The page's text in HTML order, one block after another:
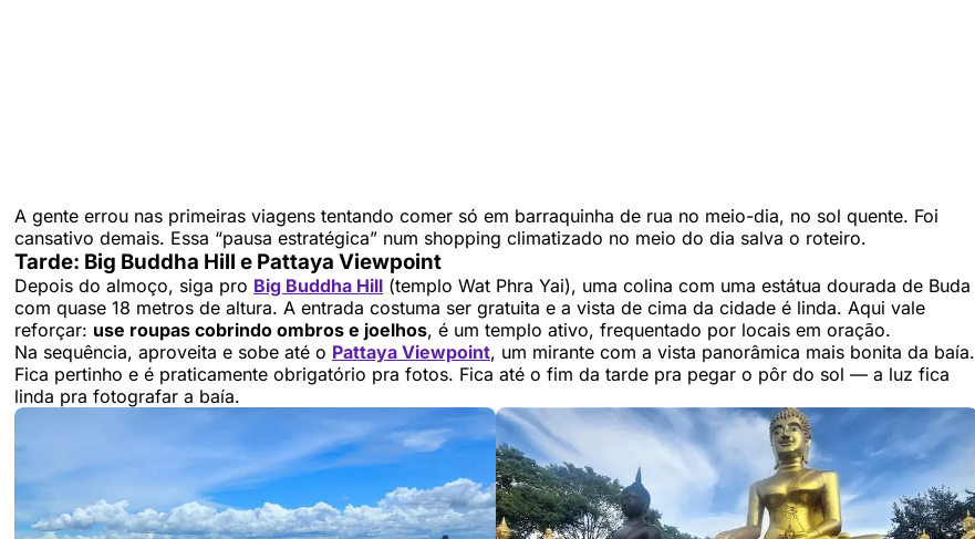
A gente errou nas primeiras viagens tentando comer só em barraquinha de rua no meio-dia, no sol quente. Foi
cansativo demais. Essa “pausa estratégica” num shopping climatizado no meio do dia salva o roteiro.
Tarde: Big Buddha Hill e Pattaya Viewpoint
Depois do almoço, siga pro Big Buddha Hill (templo Wat Phra Yai), uma colina com uma estátua dourada de Buda
com quase 18 metros de altura. A entrada costuma ser gratuita e a vista de cima da cidade é linda. Aqui vale
reforçar: use roupas cobrindo ombros e joelhos, é um templo ativo, frequentado por locais em oração.
Na sequência, aproveita e sobe até o Pattaya Viewpoint, um mirante com a vista panorâmica mais bonita da baía.
Fica pertinho e é praticamente obrigatório pra fotos. Fica até o fim da tarde pra pegar o pôr do sol — a luz fica
linda pra fotografar a baía.